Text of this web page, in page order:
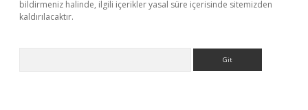
bildirmeniz halinde, ilgili içerikler yasal süre içerisinde sitemizden
kaldırılacaktır.